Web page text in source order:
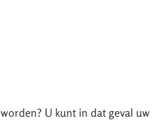
U kunt in dat geval uw